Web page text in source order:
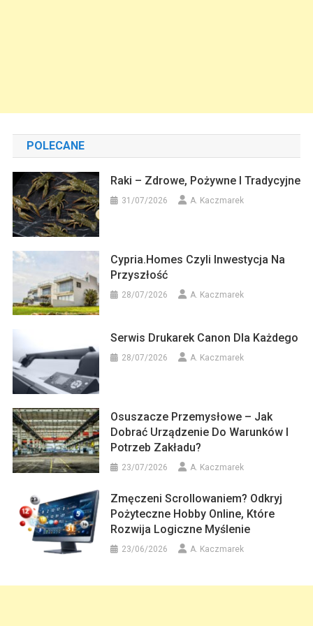
POLECANE
Raki – Zdrowe, Pożywne I Tradycyjne
31/07/2026 A. Kaczmarek
Cypria.homes Czyli Inwestycja Na
Przyszłość
28/07/2026 A. Kaczmarek
Serwis Drukarek Canon Dla Każdego
28/07/2026 A. Kaczmarek
Osuszacze Przemysłowe – Jak
Dobrać Urządzenie Do Warunków I
Potrzeb Zakładu?
23/07/2026 A. Kaczmarek
Zmęczeni Scrollowaniem? Odkryj
Pożyteczne Hobby Online, Które
Rozwija Logiczne Myślenie
23/06/2026 A. Kaczmarek